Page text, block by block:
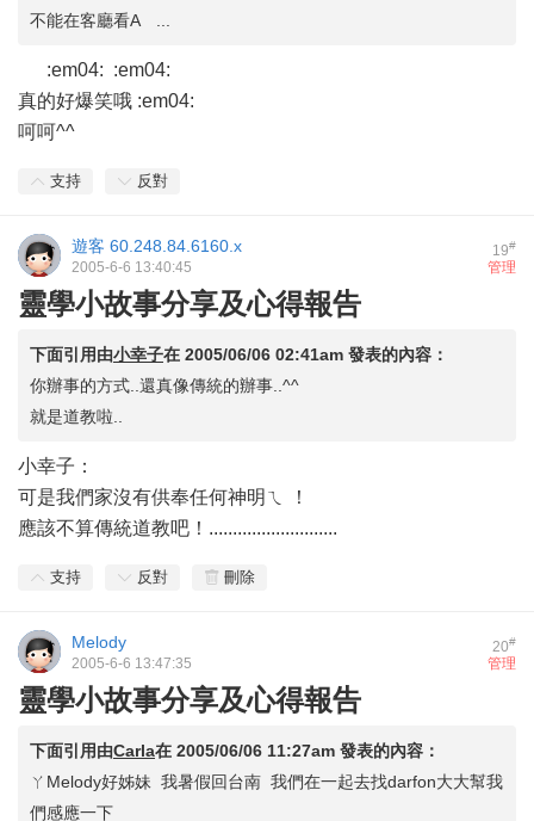
不能在客廳看A ...
:em04: :em04:
真的好爆笑哦 :em04:
呵呵^^
支持 反對
19#
遊客 60.248.84.6160.x
管理
2005-6-6 13:40:45
靈學小故事分享及心得報告
下面引用由小幸子在 2005/06/06 02:41am 發表的內容：
你辦事的方式..還真像傳統的辦事..^^
就是道教啦..
小幸子：
可是我們家沒有供奉任何神明ㄟ ！
應該不算傳統道教吧！...........................
支持 反對 刪除
20#
Melody
管理
2005-6-6 13:47:35
靈學小故事分享及心得報告
下面引用由Carla在 2005/06/06 11:27am 發表的內容：
ㄚMelody好姊妹 我暑假回台南 我們在一起去找darfon大大幫我
們感應一下